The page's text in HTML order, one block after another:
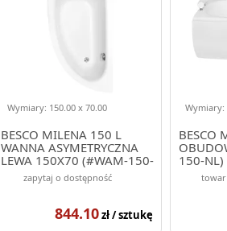
BESCO MILENA 150 L
WANNA ASYMETRYCZNA
LEWA 150X70 (#WAM-150-
Wymiary: 150.00 x 70.00
zapytaj o dostępność
844.10zł / sztukę
BESCO
150-NL)
Wymiary: